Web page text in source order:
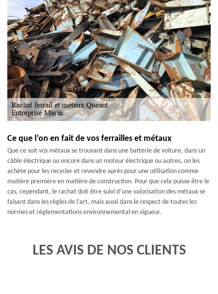
Ce que l’on en fait de vos ferrailles et métaux
Que ce soit vos métaux se trouvant dans une batterie de voiture, dans un
câble électrique ou encore dans un moteur électrique ou autres, on les
achète pour les recycler et revendre après pour une utilisation comme
matière première en matière de construction. Pour que cela puisse être le
cas, cependant, le rachat doit être suivi d’une valorisation des métaux se
faisant dans les règles de l’art, mais aussi dans le respect de toutes les
normes et règlementations environnemental en vigueur.
LES AVIS DE NOS CLIENTS